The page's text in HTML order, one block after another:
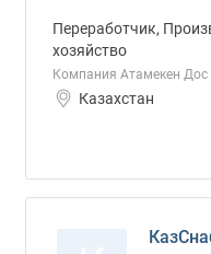
Переработчик,
хозяйство
Компания Атамекен Дос
Казахстан